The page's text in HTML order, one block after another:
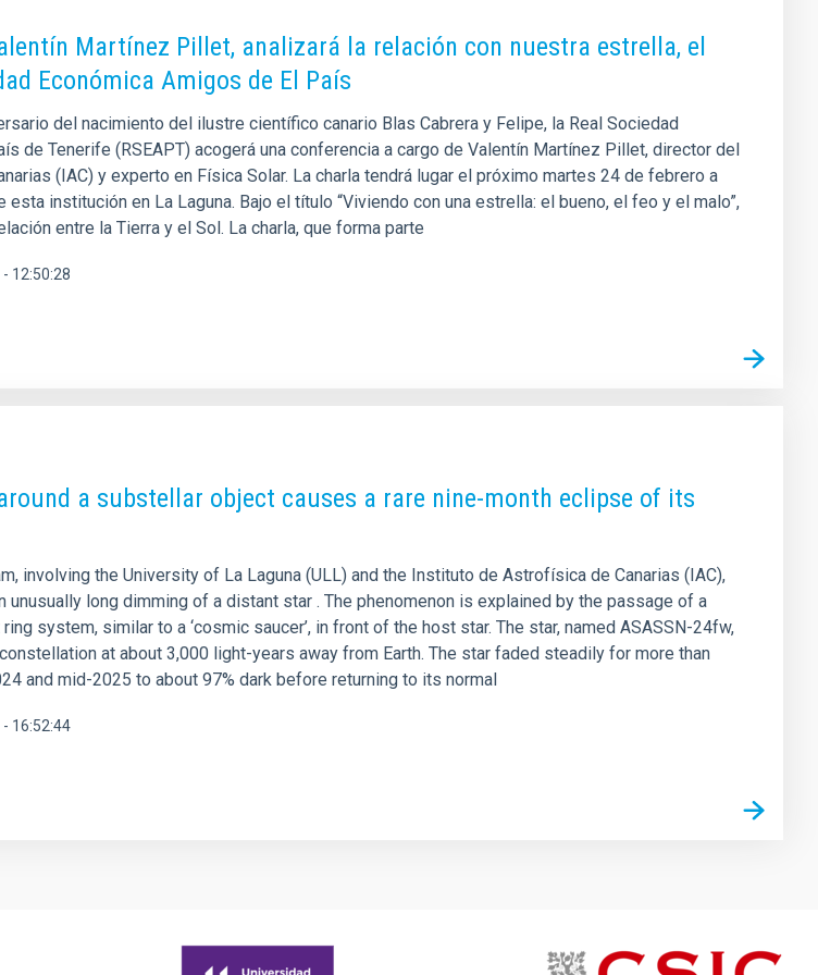
Martínez Pillet, analizará la relación con nuestra estrella, el
Económica Amigos de El País
del nacimiento del ilustre científico canario Blas Cabrera y Felipe, la Real Sociedad
de Tenerife (RSEAPT) acogerá una conferencia a cargo de Valentín Martínez Pillet, director del
(IAC) y experto en Física Solar. La charla tendrá lugar el próximo martes 24 de febrero a
institución en La Laguna. Bajo el título “Viviendo con una estrella: el bueno, el feo y el malo”,
entre la Tierra y el Sol. La charla, que forma parte
12:50:28
a substellar object causes a rare nine-month eclipse of its
involving the University of La Laguna (ULL) and the Instituto de Astrofísica de Canarias (IAC),
unusually long dimming of a distant star . The phenomenon is explained by the passage of a
system, similar to a ‘cosmic saucer’, in front of the host star. The star, named ASASSN-24fw,
at about 3,000 light-years away from Earth. The star faded steadily for more than
and mid-2025 to about 97% dark before returning to its normal
16:52:44